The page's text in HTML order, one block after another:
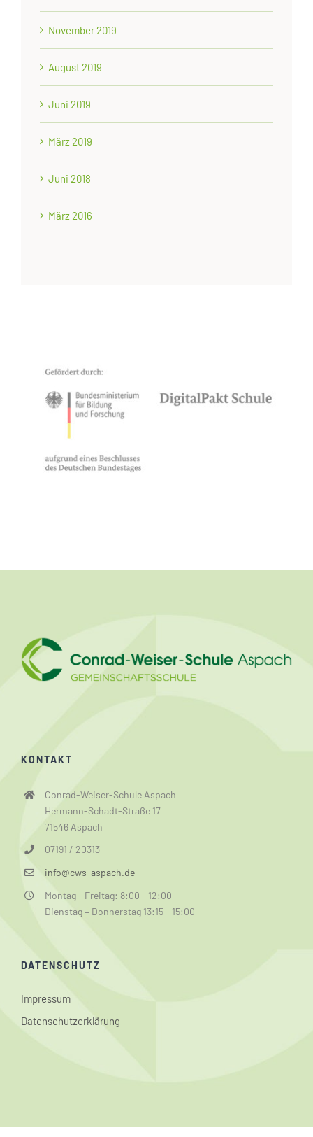
November 2019
August 2019
Juni 2019
März 2019
Juni 2018
März 2016
KONTAKT
Conrad-Weiser-Schule Aspach
Hermann-Schadt-Straße 17
71546 Aspach
07191 / 20313
info@cws-aspach.de
Montag - Freitag: 8:00 - 12:00
Dienstag + Donnerstag 13:15 - 15:00
DATENSCHUTZ
Impressum
Datenschutzerklärung